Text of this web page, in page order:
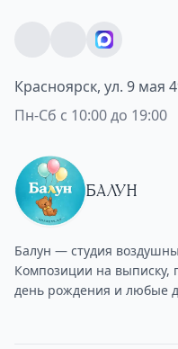
Красноярск, ул. 9 мая
Пн-Сб с 10:00 до 19:00
БАЛУН
Балун — студия
Композиции на выписку,
день рождения и любые